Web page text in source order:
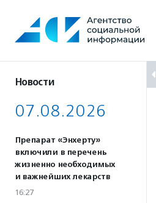
содержанию
Новости
07.08.2026
Препарат «Энхерту»
включили в перечень
жизненно необходимых
и важнейших лекарств
16:27